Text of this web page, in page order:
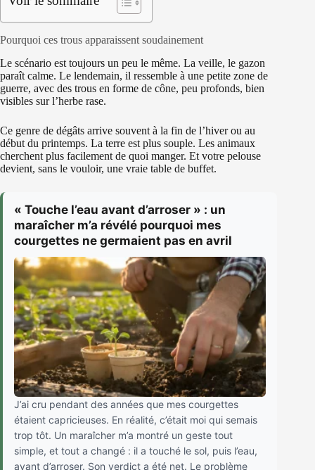
Pourquoi ces trous apparaissent soudainement
Le scénario est toujours un peu le même. La veille, le gazon
paraît calme. Le lendemain, il ressemble à une petite zone de
guerre, avec des trous en forme de cône, peu profonds, bien
visibles sur l’herbe rase.
Ce genre de dégâts arrive souvent à la fin de l’hiver ou au
début du printemps. La terre est plus souple. Les animaux
cherchent plus facilement de quoi manger. Et votre pelouse
devient, sans le vouloir, une vraie table de buffet.
« Touche l’eau avant d’arroser » : un
maraîcher m’a révélé pourquoi mes
courgettes ne germaient pas en avril
J’ai cru pendant des années que mes courgettes
étaient capricieuses. En réalité, c’était moi qui semais
trop tôt. Un maraîcher m’a montré un geste tout
simple, et tout a changé : il a touché le sol, puis l’eau,
avant d’arroser. Son verdict a été net. Le problème